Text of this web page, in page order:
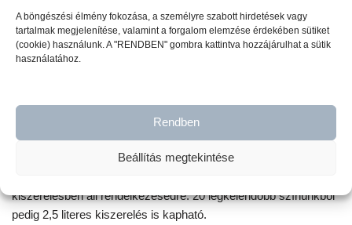
A böngészési élmény fokozása, a személyre szabott hirdetések vagy
tartalmak megjelenítése, valamint a forgalom elemzése érdekében sütiket
(cookie) használunk. A "RENDBEN" gombra kattintva hozzájárulhat a sütik
használatához.
Rendben
Beállítás megtekintése
tisztíthatóbbá tehetjük. A nagyobb igénybevételnek kitett
felületekre azULTRA MATT VARNISH – LAKKhasználatát
javasoljuk.
Milyen kiszerelésben kapható a Vintage
kiszerelésben áll rendelkezésedre. 20 legkelendőbb színünkből
pedig 2,5 literes kiszerelés is kapható.